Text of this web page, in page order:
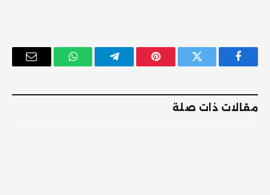
فيسبوك تويتر بينتيريستتيلقرام واتساب
البريد
مقالات ذات صلة